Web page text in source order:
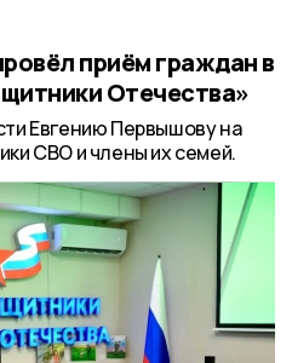
приём граждан в
Отечества»
Евгению Первышову на
СВО и члены их семей.